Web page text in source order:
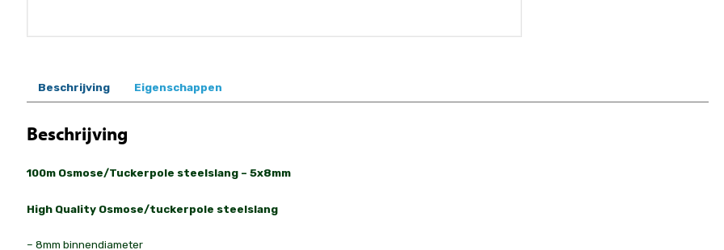
Beschrijving Eigenschappen
Beschrijving
100m Osmose/Tuckerpole steelslang – 5x8mm
High Quality Osmose/tuckerpole steelslang
– 8mm binnendiameter